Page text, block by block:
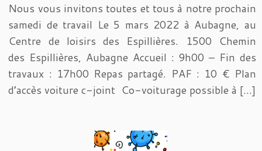
Nous vous invitons toutes et tous à notre prochain
samedi de travail Le 5 mars 2022 à Aubagne, au
Centre de loisirs des Espillières. 1500 Chemin
des Espillières, Aubagne Accueil : 9h00 – Fin des
travaux : 17h00 Repas partagé. PAF : 10 € Plan
d’accès voiture c-joint Co-voiturage possible à […]